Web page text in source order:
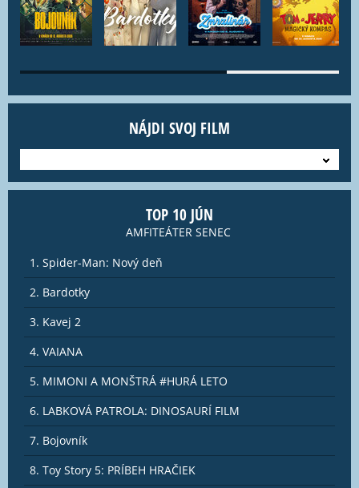
NÁJDI SVOJ FILM
TOP 10 JÚN
AMFITEÁTER SENEC
1. Spider-Man: Nový deň
2. Bardotky
3. Kavej 2
4. VAIANA
5. MIMONI A MONŠTRÁ #HURÁ LETO
6. LABKOVÁ PATROLA: DINOSAURÍ FILM
7. Bojovník
8. Toy Story 5: PRÍBEH HRAČIEK